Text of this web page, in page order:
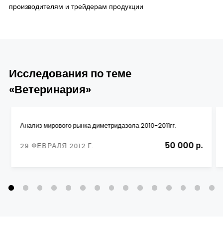
производителям и трейдерам продукции
Исследования по теме
«Ветеринария»
Анализ мирового рынка диметридазола 2010-2011гг.
29 ФЕВРАЛЯ 2012 Г. 50 000 р.